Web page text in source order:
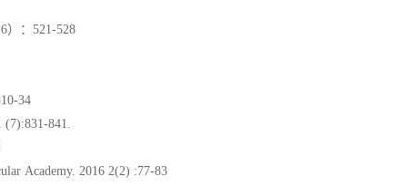
）：521-528
34
841.
Academy. 2016 2(2) :77-83